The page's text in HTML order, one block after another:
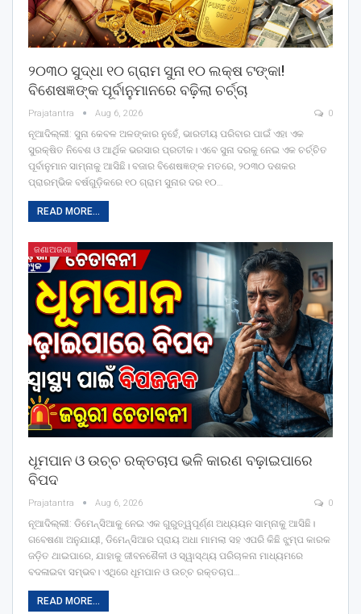
୨୦୩୦ ସୁଦ୍ଧା ୧୦ ଗ୍ରାମ ସୁନା ୧୦ ଲକ୍ଷ ଟଙ୍କା!
ବିଶେଷଜ୍ଞଙ୍କ ପୂର୍ବାନୁମାନରେ ବଢ଼ିଲା ଚର୍ଚ୍ଚା
Prajatantra Aug 6, 2026 0
ନୂଆଦିଲ୍ଲୀ: ସୁନା କେବଳ ଅଳଙ୍କାର ନୁହେଁ, ଭାରତୀୟ ପରିବାର ପାଇଁ ଏହା ଏକ
ସୁରକ୍ଷିତ ନିବେଶ ଓ ଆର୍ଥିକ ଭରସାର ପ୍ରତୀକ। ଏବେ ସୁନା ଦରକୁ ନେଇ ଏକ ଚର୍ଚ୍ଚିତ
ପୂର୍ବାନୁମାନ ସାମ୍ନାକୁ ଆସିଛି। ବଜାର ବିଶେଷଜ୍ଞଙ୍କ ମତରେ, ୨୦୩୦ ଦଶକର
ପ୍ରାରମ୍ଭିକ ବର୍ଷଗୁଡ଼ିକରେ ୧୦ ଗ୍ରାମ ସୁନାର ଦର ୧୦…
READ MORE...
ଜଣାଅଜଣା
ଧୂମପାନ ଓ ଉଚ୍ଚ ରକ୍ତଚାପ ଭଳି କାରଣ ବଢ଼ାଇପାରେ
ବିପଦ
Prajatantra Aug 6, 2026 0
ନୂଆଦିଲ୍ଲୀ: ଡିମେନ୍ସିଆକୁ ନେଇ ଏକ ଗୁରୁତ୍ୱପୂର୍ଣ୍ଣ ଅଧ୍ୟୟନ ସାମ୍ନାକୁ ଆସିଛି।
ଗବେଷଣା ଅନୁଯାୟୀ, ଡିମେନ୍ସିଆର ପ୍ରାୟ ଅଧା ମାମଲା ସହ ଏପରି କିଛି ଝୁମ୍ପ କାରକ
ଜଡ଼ିତ ଥାଇପାରେ, ଯାହାକୁ ଜୀବନଶୈଳୀ ଓ ସ୍ୱାସ୍ଥ୍ୟ ପରିଚାଳନା ମାଧ୍ୟମରେ
ବଦଳାଇବା ସମ୍ଭବ। ଏଥିରେ ଧୂମପାନ ଓ ଉଚ୍ଚ ରକ୍ତଚାପ…
READ MORE...